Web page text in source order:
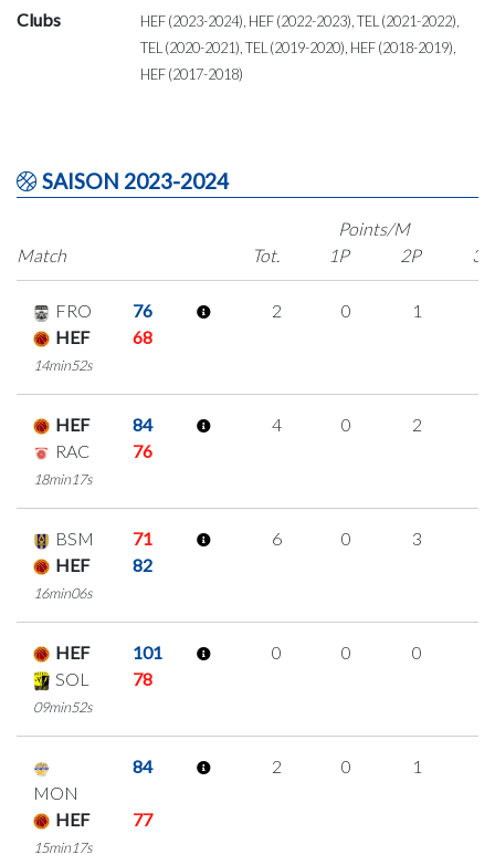
Clubs
HEF (2023-2024), HEF (2022-2023), TEL (2021-2022),
TEL (2020-2021), TEL (2019-2020), HEF (2018-2019),
HEF (2017-2018)
SAISON 2023-2024
Match
Points/M
Tot.
1P 2P 3P
FRO
76
HEF
68
14min52s
2 0 1
HEF
84
RAC
76
18min17s
4 0 2
BSM
71
HEF
82
16min06s
6 0 3
HEF
101
SOL
78
09min52s
0 0 0
MON
84
HEF 77
15min17s
2 0 1